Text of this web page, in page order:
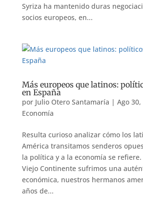
Syriza ha mantenido duras
socios europeos, en...
Más europeos que latinos:
en España
por Julio Otero Santamaría | Ago 30,
Economía
Resulta curioso analizar cómo los
América transitamos senderos
la política y a la economía se
Viejo Continente sufrimos una
económica, nuestros hermanos
años de...